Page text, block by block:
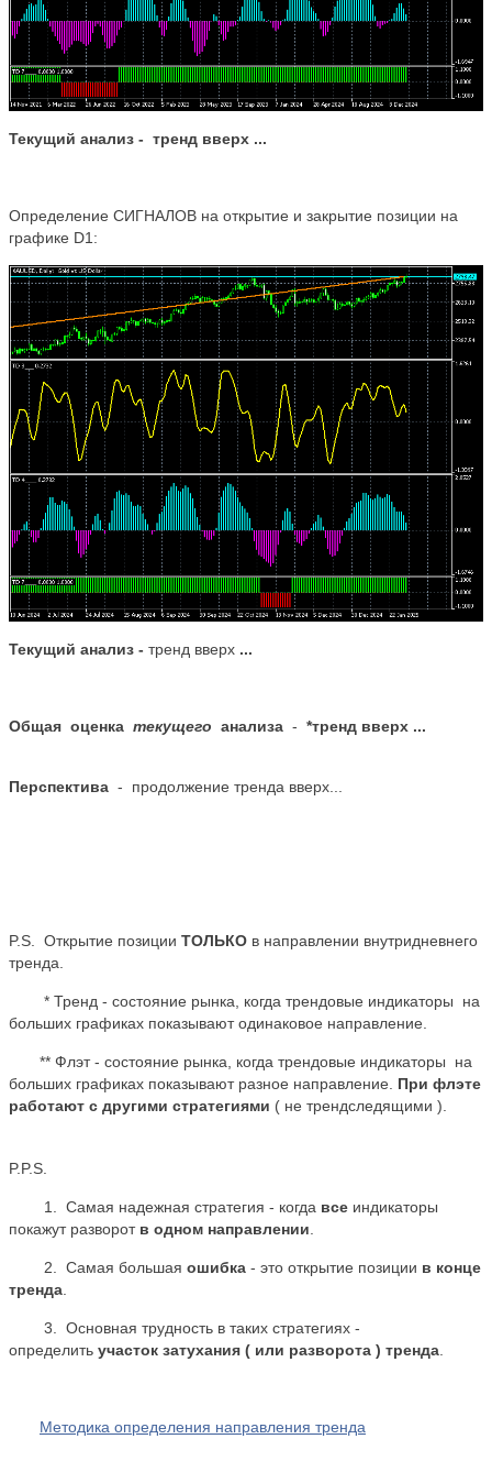
Текущий анализ - тренд вверх ...
Определение СИГНАЛОВ на открытие и закрытие позиции на
графике D1:
Текущий анализ - тренд вверх ...
Общая оценка текущего анализа - *тренд вверх ...
Перспектива - продолжение тренда вверх...
P.S. Открытие позиции ТОЛЬКО в направлении внутридневнего
тренда.
* Тренд - состояние рынка, когда трендовые индикаторы на
больших графиках показывают одинаковое направление.
** Флэт - состояние рынка, когда трендовые индикаторы на
больших графиках показывают разное направление.
При флэте
работают с другими стратегиями ( не трендследящими ).
P.P.S.
1. Самая надежная стратегия - когда все индикаторы
покажут разворот в одном направлении
2. Самая большая ошибка - это открытие позиции в конце
тренда
3. Основная трудность в таких стратегиях -
определить участок затухания ( или разворота ) тренда
Методика определения направления тренда